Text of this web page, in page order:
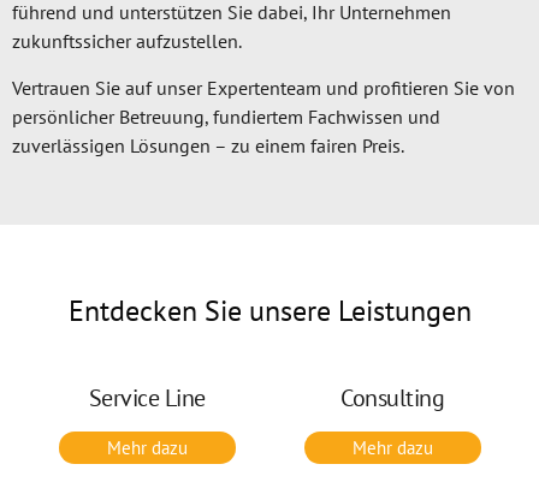
führend und unterstützen Sie dabei, Ihr Unternehmen
zukunftssicher aufzustellen.
Vertrauen Sie auf unser Expertenteam und profitieren Sie von
persönlicher Betreuung, fundiertem Fachwissen und
zuverlässigen Lösungen – zu einem fairen Preis.
Entdecken Sie unsere Leistungen
Service Line
Mehr dazu
Consulting
Mehr dazu